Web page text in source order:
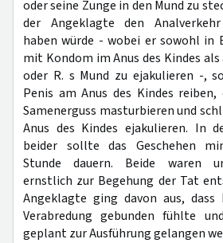
oder seine Zunge in den Mund zu
der Angeklagte den
haben würde - wobei er sowohl in
mit Kondom im Anus des Kindes als
oder R. s Mund zu ejakulieren -,
Penis am Anus des Kindes
Samenerguss masturbieren und
Anus des Kindes ejakulieren. In
beider sollte das Geschehen
Stunde dauern. Beide waren
ernstlich zur Begehung der Tat
Angeklagte ging davon aus, dass
Verabredung gebunden fühlte
geplant zur Ausführung gelangen